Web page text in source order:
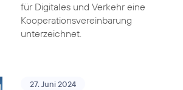
für Digitales und Verkehr eine
Kooperationsvereinbarung
unterzeichnet.
27. Juni 2024